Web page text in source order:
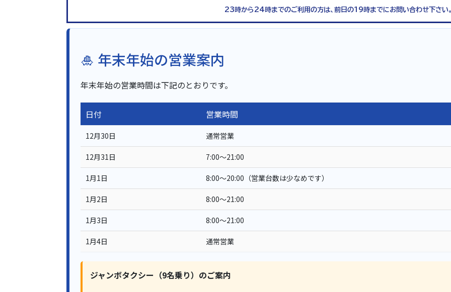
23時から24時までのご利用の方は、前日の19時までにお問い合わせ下さい
🎍 年末年始の営業案内
年末年始の営業時間は下記のとおりです。
日付 営業時間
12月30日 通常営業
12月31日 7:00～21:00
1月1日 8:00～20:00（営業台数は少なめです）
1月2日 8:00～21:00
1月3日 8:00～21:00
1月4日 通常営業
ジャンボタクシー（9名乗り）のご案内